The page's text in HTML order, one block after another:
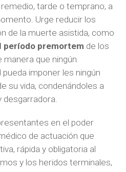
tarde o temprano, a
Urge reducir los
de la muerte asistida, como
período premortem de los
que ningún
imponer les ningún
su vida, condenándoles a
desgarradora.
en el poder
de actuación que
rápida y obligatoria al
y los heridos terminales,